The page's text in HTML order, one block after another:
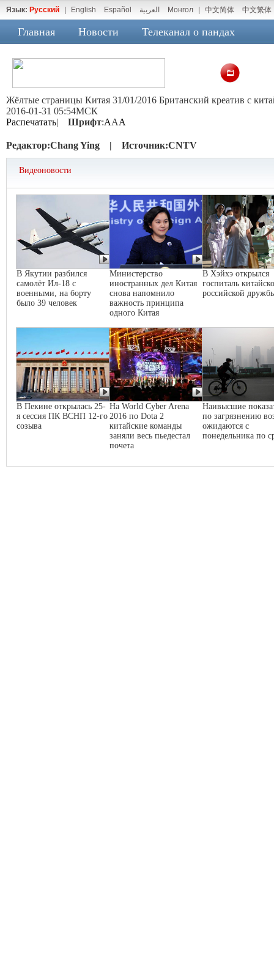
Язык: Русский English Español العربية Монгол 中文简体 中文繁体
Главная Новости Телеканал о пандах
Жёлтые страницы Китая 31/01/2016 Британский креатив с
2016-01-31 05:54МСК
Распечатать| Шрифт:AAA
Редактор:Chang Ying | Источник:CNTV
Видеоновости
В Якутии разбился
самолёт Ил-18 с
военными, на борту
было 39 человек
Министерство
иностранных дел Китая
снова напомнило
важность принципа
одного Китая
В Хэйхэ открылся
госпиталь
российской
В Пекине открылась 25-
я сессия ПК ВСНП 12-го
созыва
На World Cyber Arena
2016 по Dota 2
китайские команды
заняли весь пьедестал
почета
Наивысшие
по загрязнению
ожидаются с
понедельника по